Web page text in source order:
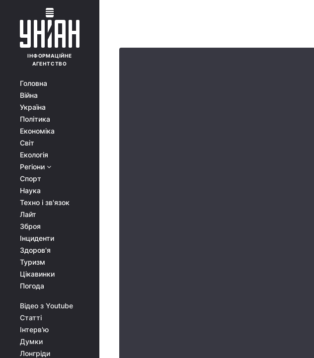
ІНФОРМАЦІЙНЕ
АГЕНТСТВО
Головна
Війна
Україна
Політика
Економіка
Світ
Екологія
Регіони
Спорт
Наука
Техно і зв'язок
Лайт
Зброя
Інциденти
Здоров'я
Туризм
Цікавинки
Погода
Відео з Youtube
Статті
Інтерв'ю
Думки
Лонгріди